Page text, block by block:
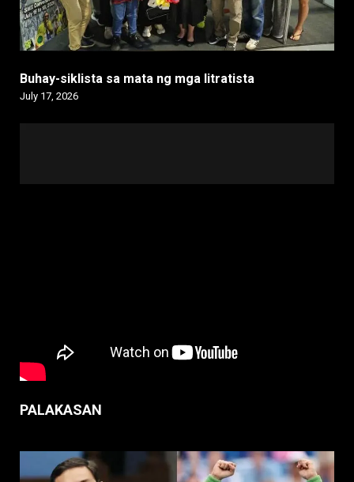
Buhay-siklista sa mata ng mga litratista
July 17, 2026
PALAKASAN